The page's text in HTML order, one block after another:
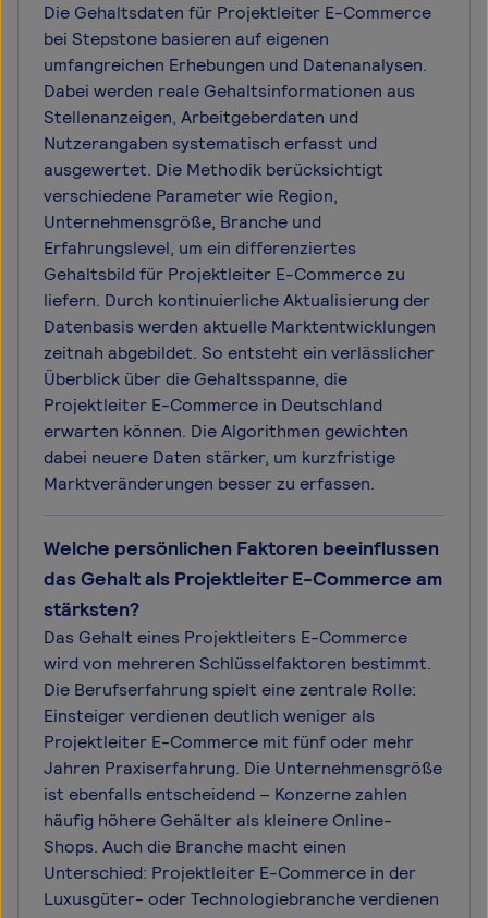
Die Gehaltsdaten für Projektleiter E-Commerce
bei Stepstone basieren auf eigenen
umfangreichen Erhebungen und Datenanalysen.
Dabei werden reale Gehaltsinformationen aus
Stellenanzeigen, Arbeitgeberdaten und
Nutzerangaben systematisch erfasst und
ausgewertet. Die Methodik berücksichtigt
verschiedene Parameter wie Region,
Unternehmensgröße, Branche und
Erfahrungslevel, um ein differenziertes
Gehaltsbild für Projektleiter E-Commerce zu
liefern. Durch kontinuierliche Aktualisierung der
Datenbasis werden aktuelle Marktentwicklungen
zeitnah abgebildet. So entsteht ein verlässlicher
Überblick über die Gehaltsspanne, die
Projektleiter E-Commerce in Deutschland
erwarten können. Die Algorithmen gewichten
dabei neuere Daten stärker, um kurzfristige
Marktveränderungen besser zu erfassen.
Welche persönlichen Faktoren beeinflussen
das Gehalt als Projektleiter E-Commerce am
stärksten?
Das Gehalt eines Projektleiters E-Commerce
wird von mehreren Schlüsselfaktoren bestimmt.
Die Berufserfahrung spielt eine zentrale Rolle:
Einsteiger verdienen deutlich weniger als
Projektleiter E-Commerce mit fünf oder mehr
Jahren Praxiserfahrung. Die Unternehmensgröße
ist ebenfalls entscheidend – Konzerne zahlen
häufig höhere Gehälter als kleinere Online-
Shops. Auch die Branche macht einen
Unterschied: Projektleiter E-Commerce in der
Luxusgüter- oder Technologiebranche verdienen